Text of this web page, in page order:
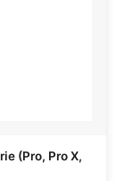
(Pro, Pro X,